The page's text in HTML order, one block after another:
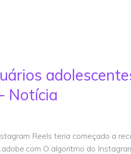
Notícia
Reels teria começado a
O algoritmo do